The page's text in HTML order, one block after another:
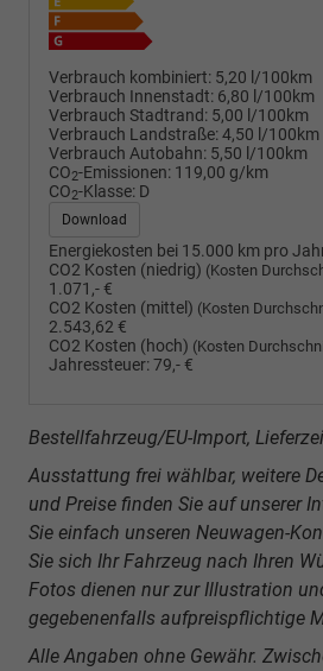
Verbrauch kombiniert: 5,20 l/100km
Verbrauch Innenstadt: 6,80 l/100km
Verbrauch Stadtrand: 5,00 l/100km
Verbrauch Landstraße:4,50 l/100km
Verbrauch Autobahn: 5,50 l/100km
CO2-Emissionen: 119,00 g/km
CO2-Klasse: D
Download
Energiekosten bei 15.000 km pro
CO2 Kosten (niedrig) (Kosten
1.071,- €
CO2 Kosten (mittel) (Kosten
2.543,62 €
CO2 Kosten (hoch) (Kosten
Jahressteuer:79,- €
Bestellfahrzeug/EU-Import,
Ausstattung frei wählbar, weitere
und Preise finden Sie auf unserer
Sie einfach unseren Neuwagen-
Sie sich Ihr Fahrzeug nach Ihren
Fotos dienen nur zur Illustration
gegebenenfalls aufpreispflichtige
Alle Angaben ohne Gewähr.